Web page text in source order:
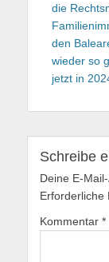
die
den
wieder so
jetzt in
Schreibe
Deine E-
Erforderliche
Kommentar *